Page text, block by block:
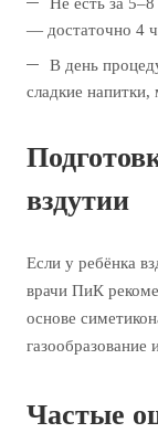
— достаточно 4
В день
сладкие
вздутии
Если у ребёнка
врачи ПиК
основе
Частые